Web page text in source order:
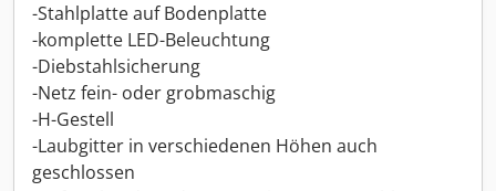
-Stahlplatte auf Bodenplatte
-komplette LED-Beleuchtung
-Diebstahlsicherung
-Netz fein- oder grobmaschig
-H-Gestell
-Laubgitter in verschiedenen Höhen auch
geschlossen